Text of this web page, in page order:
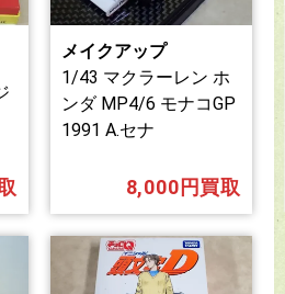
メイクアップ
1/43 マクラーレン ホ
ンダ MP4/6 モナコGP
1991 A.セナ
8,000円買取